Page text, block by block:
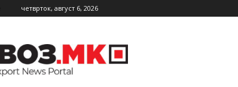
четврток, август 6, 2026